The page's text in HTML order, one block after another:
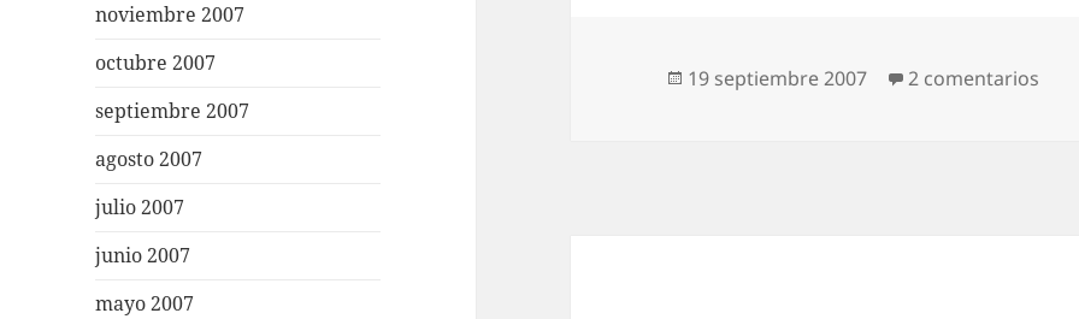
noviembre 2007
octubre 2007
septiembre 2007
agosto 2007
julio 2007
junio 2007
mayo 2007
Publicado
19 septiembre 2007 2 comentarios